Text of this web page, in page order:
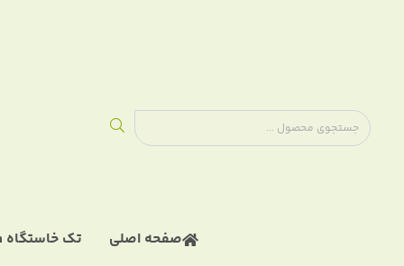
صفحه اصلی تک خاستگاه single origin